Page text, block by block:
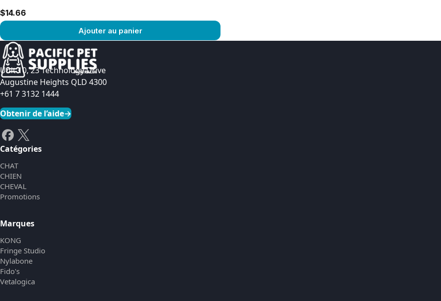
$14.66
Ajouter au panier
Voir le produit
Unit 10, 23 Technology Drive
Augustine Heights QLD 4300
+61 7 3132 1444
Obtenir de l’aide→
Catégories
CHAT
CHIEN
CHEVAL
Promotions
Marques
KONG
Fringe Studio
Nylabone
Fido's
Vetalogica